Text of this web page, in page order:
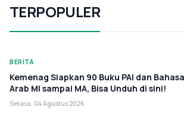
TERPOPULER
BERITA
Kemenag Siapkan 90 Buku PAI dan Bahasa
Arab MI sampai MA, Bisa Unduh di sini!
Selasa, 04 Agustus 2026